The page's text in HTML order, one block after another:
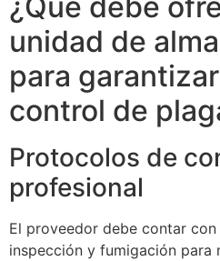
unidad de
para
control de
Protocolos de
profesional
El proveedor debe contar
inspección y fumigación para